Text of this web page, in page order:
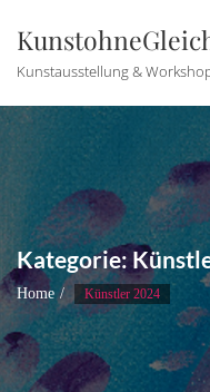
Kunstausstellung &
Kategorie:
Home Künstler 2024